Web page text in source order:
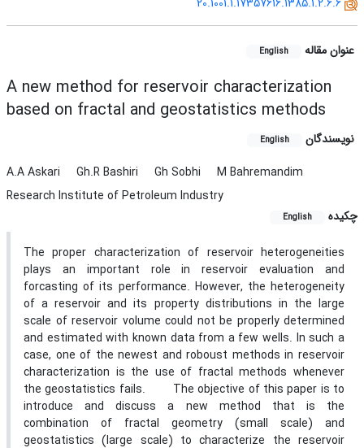
عنوان مقاله English
A new method for reservoir characterization
based on fractal and geostatistics methods
نویسندگان English
A.A Askari Gh.R Bashiri Gh Sobhi
M Bahremandim
Research Institute of Petroleum Industry
چکیده
English
The proper characterization of reservoir heterogeneities
plays an important role in reservoir evaluation and
forcasting of its performance. However, the heterogeneity
of a reservoir and its property distributions in the large
scale of reservoir volume could not be properly determined
and estimated with known data from a few wells. In such a
case, one of the newest and roboust methods in reservoir
characterization is the use of fractal methods whenever
the geostatistics fails. The objective of this paper is to
introduce and discuss a new method that is the
combination of fractal geometry (small scale) and
geostatistics (large scale) to characterize the reservoir